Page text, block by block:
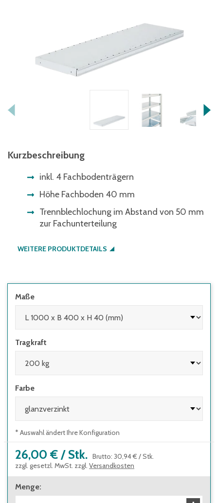
Kurzbeschreibung
inkl. 4 Fachbodenträgern
Höhe Fachboden 40 mm
Trennblechlochung im Abstand von 50 mm
zur Fachunterteilung
WEITERE PRODUKTDETAILS
Maße
Tragkraft
Farbe
* Auswahl ändert Ihre Konfiguration
26,00 € / Stk. Brutto: 30,94 € /Stk.
zzgl. gesetzl. MwSt. zzgl. Versandkosten
Menge: